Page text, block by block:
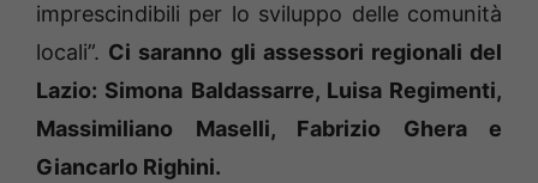
imprescindibili per lo sviluppo delle comunità
locali”. Ci saranno gli assessori regionali del
Lazio: Simona Baldassarre, Luisa Regimenti,
Massimiliano Maselli, Fabrizio Ghera e
Giancarlo Righini.